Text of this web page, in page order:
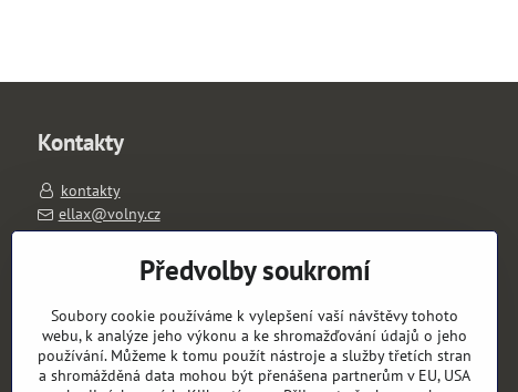
Kontakty
kontakty
ellax@volny.cz
603263026
PO-PÁ 11-18 hod.
výdejní místo: Slavíkova 1657/1, 120 00 Praha 2
Objednávky
Stav objednávky
Předvolby soukromí
Soubory cookie používáme k vylepšení vaší návštěvy tohoto
webu, k analýze jeho výkonu a ke shromažďování údajů o jeho
používání. Můžeme k tomu použít nástroje a služby třetích stran
a shromážděná data mohou být přenášena partnerům v EU, USA